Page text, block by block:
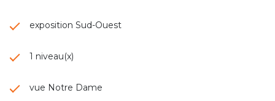
exposition Sud-Ouest
1 niveau(x)
vue Notre Dame